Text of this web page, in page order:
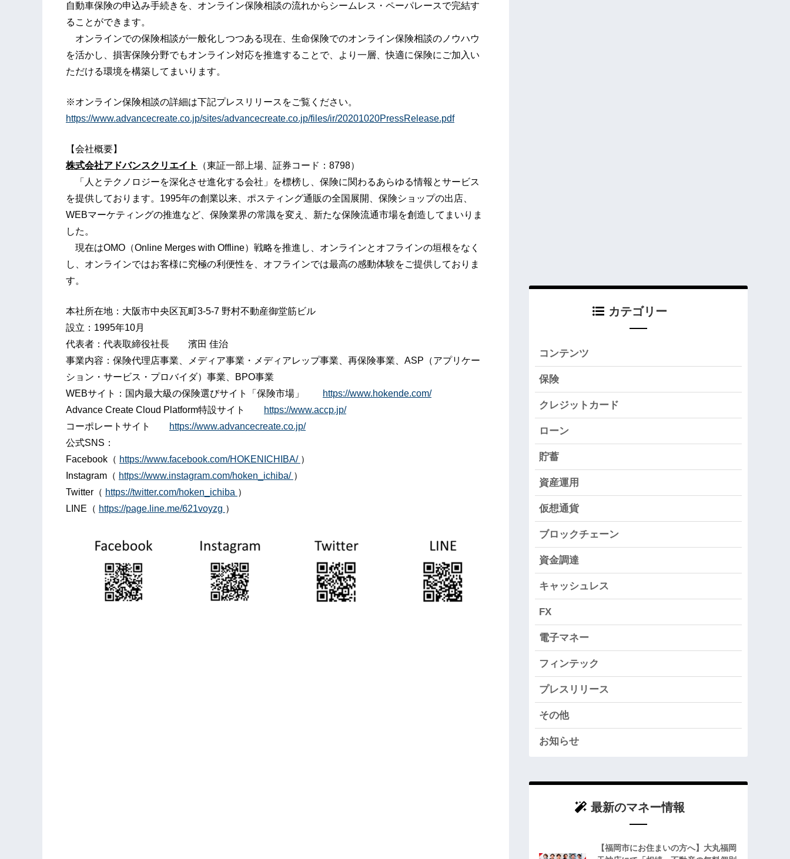
自動車保険の申込み手続きを、オンライン保険相談の流れからシームレス・ペーパレースで完結す
ることができます。
オンラインでの保険相談が一般化しつつある現在、生命保険でのオンライン保険相談のノウハウ
を活かし、損害保険分野でもオンライン対応を推進することで、より一層、快適に保険にご加入い
ただける環境を構築してまいります。
※オンライン保険相談の詳細は下記プレスリリースをご覧ください。
https://www.advancecreate.co.jp/sites/advancecreate.co.jp/files/ir/20201020PressRelease.pdf
【会社概要】
株式会社アドバンスクリエイト
（東証一部上場、証券コード：8798）
「人とテクノロジーを深化させ進化する会社」を標榜し、保険に関わるあらゆる情報とサービス
を提供しております。1995年の創業以来、ポスティング通販の全国展開、保険ショップの出店、
WEBマーケティングの推進など、保険業界の常識を変え、新たな保険流通市場を創造してまいりま
した。
現在はOMO（Online Merges with Offline）戦略を推進し、オンラインとオフラインの垣根をなく
し、オンラインではお客様に究極の利便性を、オフラインでは最高の感動体験をご提供しておりま
す。
本社所在地：大阪市中央区瓦町3-5-7 野村不動産御堂筋ビル
設立：1995年10月
代表者：代表取締役社長 濱田 佳治
事業内容：保険代理店事業、メディア事業・メディアレップ事業、再保険事業、ASP（アプリケー
ション・サービス・プロバイダ）事業、BPO事業
WEBサイト：国内最大級の保険選びサイト「保険市場」
https://www.hokende.com/
Advance Create Cloud Platform特設サイト
https://www.accp.jp/
コーポレートサイト
https://www.advancecreate.co.jp/
公式SNS：
Facebook（ https://www.facebook.com/HOKENICHIBA/ ）
Instagram（ https://www.instagram.com/hoken_ichiba/ ）
Twitter（ https://twitter.com/hoken_ichiba ）
LINE（ https://page.line.me/621voyzg ）
カテゴリー
コンテンツ
保険
クレジットカード
ローン
貯蓄
資産運用
仮想通貨
ブロックチェーン
資金調達
キャッシュレス
FX
電子マネー
フィンテック
プレスリリース
その他
お知らせ
最新のマネー情報
【福岡市にお住まいの方へ】大丸福岡